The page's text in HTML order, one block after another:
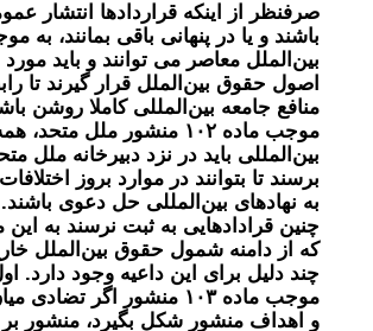
صرفنظر از اینکه قراردادها انتشار
باشند و یا در پنهانی باقی بمانند، به
بین‌الملل معاصر می توانند و باید
اصول حقوق بین‌الملل قرار گیرند تا
منافع جامعه بین‌المللی کاملا روشن
موجب ماده ۱۰۲ منشور ملل
بین‌المللی باید در نزد دبیرخانه ملل
برسند تا بتوانند در موارد بروز
به نهادهای بین‌المللی حل دعوی
چنین قرادادهایی به ثبت نرسند به
که از دامنه شمول حقوق بین‌الملل
چند دلیل برای این داعیه وجود دارد.
موجب ماده ۱۰۳ منشور اگر
و اهداف منشور شکل بگیرد، منشور بر